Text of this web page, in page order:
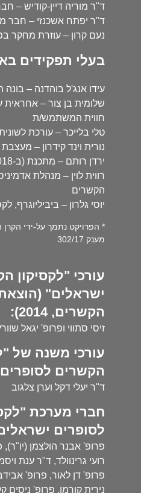
ד"ר מוריה דיין-קודיש –
ד"ר יפתח אשכנזי – חבר
נעם קרון – עוזרת מחקר
בעלי תפקידים
עידו אנג'ל בוהדנה –
שלומית בן צור – אחראית
חווית המשתמש/ת
טלי בלייכר – עורכת
נורית וינד קידרון – מעצבת
ירדן רותם – מתכנת (ב-2019-2018)
רווית לוין – מנהלת
הקשרים
יוסי גלרון – ביביליוגרף,
* הפרויקט נתמך על-ידי
מענק 302/17
עורכי "לקסיקון
ישראלים" (הוצאת
הקשרים, 2014):
זיסי סתווי ופרופ' יגאל
עורכי משנה של
הקשרים
ד"ר יעלי דקל וערן צלגוב
חברי מערכת
לסופרים
פרופ' אבנר הולצמן
רועי גרינוולד, ד"ר ענת
פרופ' דן לאור, פרופ'
נירית קורמן, פרופ' ניסים